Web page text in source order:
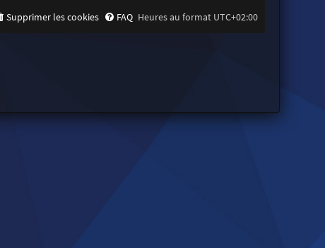
Heures au format UTC+02:00
FAQ
Supprimer les cookies